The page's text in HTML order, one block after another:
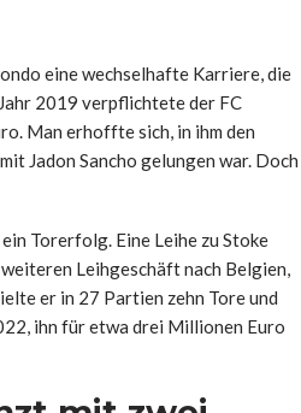
eine wechselhafte Karriere, die
2019 verpflichtete der FC
Man erhoffte sich, in ihm den
Jadon Sancho gelungen war. Doch
Torerfolg. Eine Leihe zu Stoke
Leihgeschäft nach Belgien,
er in 27 Partien zehn Tore und
ihn für etwa drei Millionen Euro